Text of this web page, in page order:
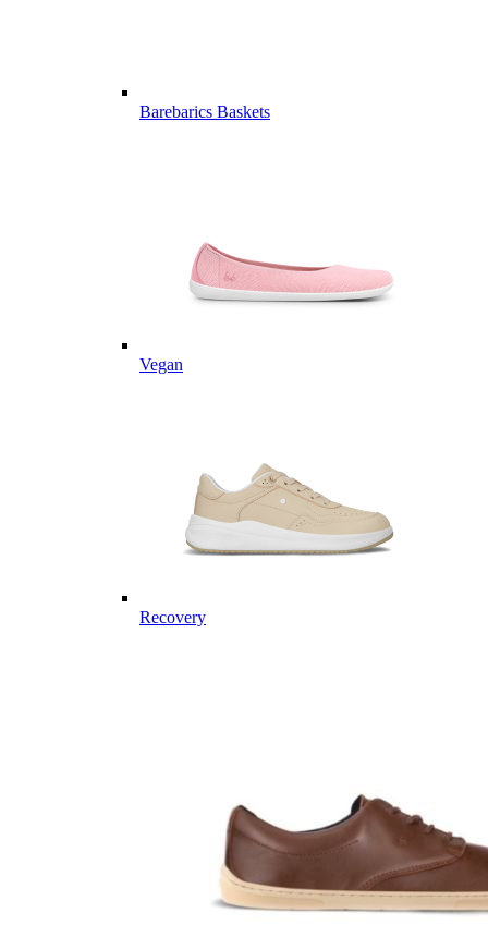
Barebarics Baskets
Vegan
Recovery